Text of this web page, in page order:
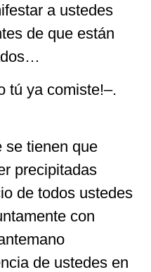
a ustedes
de que están
tú ya comiste!–.
tienen que
precipitadas
de todos ustedes
con
de ustedes en